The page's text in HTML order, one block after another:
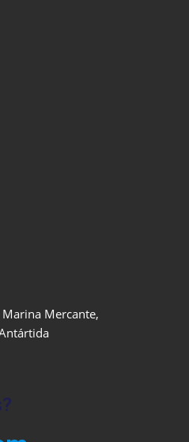
Marina Mercante,